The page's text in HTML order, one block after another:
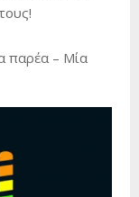
παρέα – Μία